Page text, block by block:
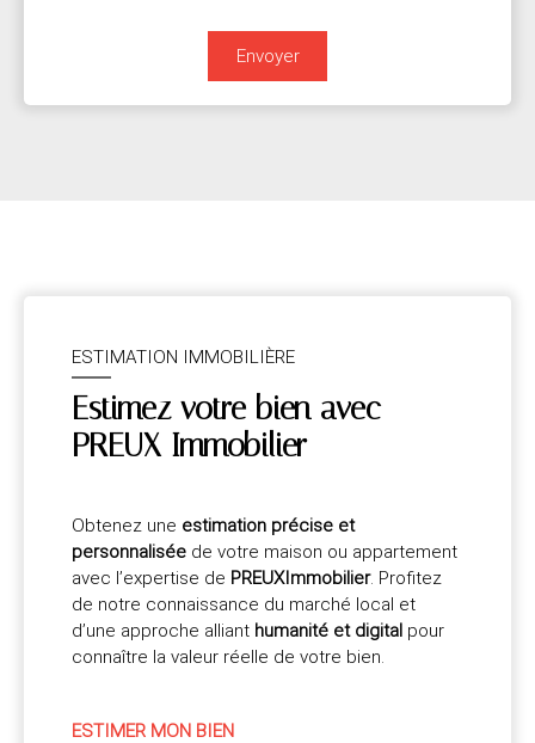
Envoyer
ESTIMATION IMMOBILIÈRE
Estimez votre bien avec
PREUX Immobilier
Obtenez une estimation précise et
personnalisée de votre maison ou appartement
avec l’expertise de PREUXImmobilier. Profitez
de notre connaissance du marché local et
d’une approche alliant humanité et digital pour
connaître la valeur réelle de votre bien.
ESTIMER MON BIEN